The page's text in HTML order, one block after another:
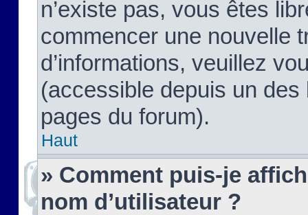
n’existe pas, vous êtes
commencer une nouvelle
d’informations, veuillez
(accessible depuis un
pages du forum).
Haut
» Comment puis-je
nom d’utilisateur ?